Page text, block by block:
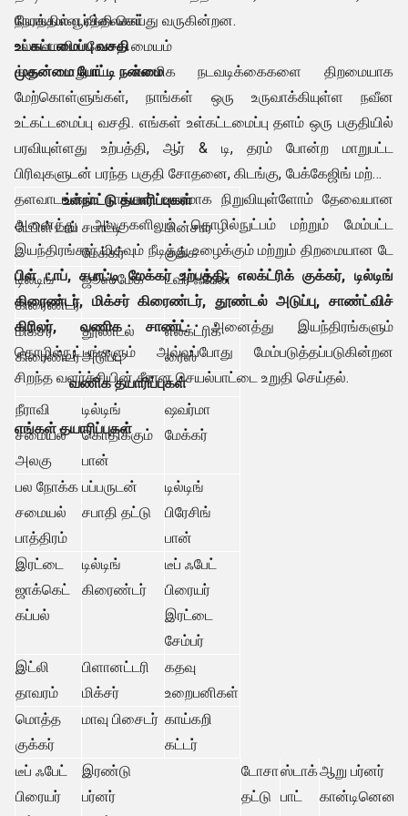
நேரத்தில் பூர்த்தி செய்து வருகின்றன.
முதன்மை போட்டி நன்மை
நியாயமான விலைகள்
உலகளாவிய சேவை மையம்
உட்கட்டமைப்பு வசதி
க்கு மாறுபட்ட வணிக நடவடிக்கைகளை திறமையாக
மேற்கொள்ளுங்கள், நாங்கள் ஒரு உருவாக்கியுள்ள நவீன
உட்கட்டமைப்பு வசதி. எங்கள் உள்கட்டமைப்பு தளம் ஒரு பகுதியில்
பரவியுள்ளது உற்பத்தி, ஆர் & டி, தரம் போன்ற மாறுபட்ட
பிரிவுகளுடன் பரந்த பகுதி சோதனை, கிடங்கு, பேக்கேஜிங் மற்றும்
தளவாடங்கள். நாங்கள் உயரமாக நிறுவியுள்ளோம் தேவையான
அனைத்து அலகுகளிலும் தொழில்நுட்பம் மற்றும் மேம்பட்ட
இயந்திரங்கள் மிகவும் நீடித்து உழைக்கும் மற்றும் திறமையான டே
பிள் டாப், சபாட்டி மேக்கர் உற்பத்தி, எலக்ட்ரிக் குக்கர், டில்டிங்
கிரைண்டர், மிக்சர் கிரைண்டர், தூண்டல் அடுப்பு, சாண்ட்விச்
கிரிலர், வணிக சாண்ட்அனைத்து இயந்திரங்களும்
தொழில்நுட்பங்களும் அவ்வப்போது மேம்படுத்தப்படுகின்றன
சிறந்த வளர்ச்சியின் சீரான செயல்பாட்டை உறுதி செய்தல்.
எங்கள் தயாரிப்புகள்
உள்நாட்டு தயாரிப்புகள்
டேபிள் டாப் சபாட்டி
மேக்கர்
மின்சார
குக்க
டில்டிங்
கிரைண்டர்
ஜூஸ் மேக் டவர் ஃபேன்
மிக்சர்
கிரைண்டர்
தூண்டல்
அடுப்பு
எலக்ட்ரிக்
ரைஸ்
வணிக தயாரிப்புகள்
நீராவி
சமையல்
அலகு
டில்டிங்
கொதிக்கும்
பான்
ஷவர்மா
மேக்கர்
பல நோக்க
சமையல்
பாத்திரம்
பப்பருடன்
சபாதி தட்டு
டில்டிங்
பிரேசிங்
பான்
இரட்டை
ஜாக்கெட்
கப்பல்
டில்டிங்
கிரைண்டர்
டீப் ஃபேட்
பிரையர்
இரட்டை
சேம்பர்
இட்லி
தாவரம்
பிளானட்டரி
மிக்சர்
கதவு
உறைபனிகள்
மொத்த
குக்கர்
மாவு பிசைடர் காய்கறி
கட்டர்
டீப் ஃபேட்
பிரையர்
இரண்டு
பர்னர்
டோசா
தட்டு
ஸ்டாக்
பாட்
ஆறு பர்னர்
கான்டினென